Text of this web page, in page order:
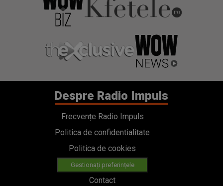
Despre Radio Impuls
Frecvențe Radio Impuls
Politica de confidentialitate
Politica de cookies
Gestionați preferințele
Contact